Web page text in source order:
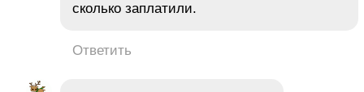
сколько заплатили.
Ответить